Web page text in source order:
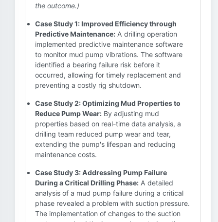
the outcome.)
Case Study 1: Improved Efficiency through
Predictive Maintenance: A drilling operation
implemented predictive maintenance software
to monitor mud pump vibrations. The software
identified a bearing failure risk before it
occurred, allowing for timely replacement and
preventing a costly rig shutdown.
Case Study 2: Optimizing Mud Properties to
Reduce Pump Wear: By adjusting mud
properties based on real-time data analysis, a
drilling team reduced pump wear and tear,
extending the pump's lifespan and reducing
maintenance costs.
Case Study 3: Addressing Pump Failure
During a Critical Drilling Phase: A detailed
analysis of a mud pump failure during a critical
phase revealed a problem with suction pressure.
The implementation of changes to the suction